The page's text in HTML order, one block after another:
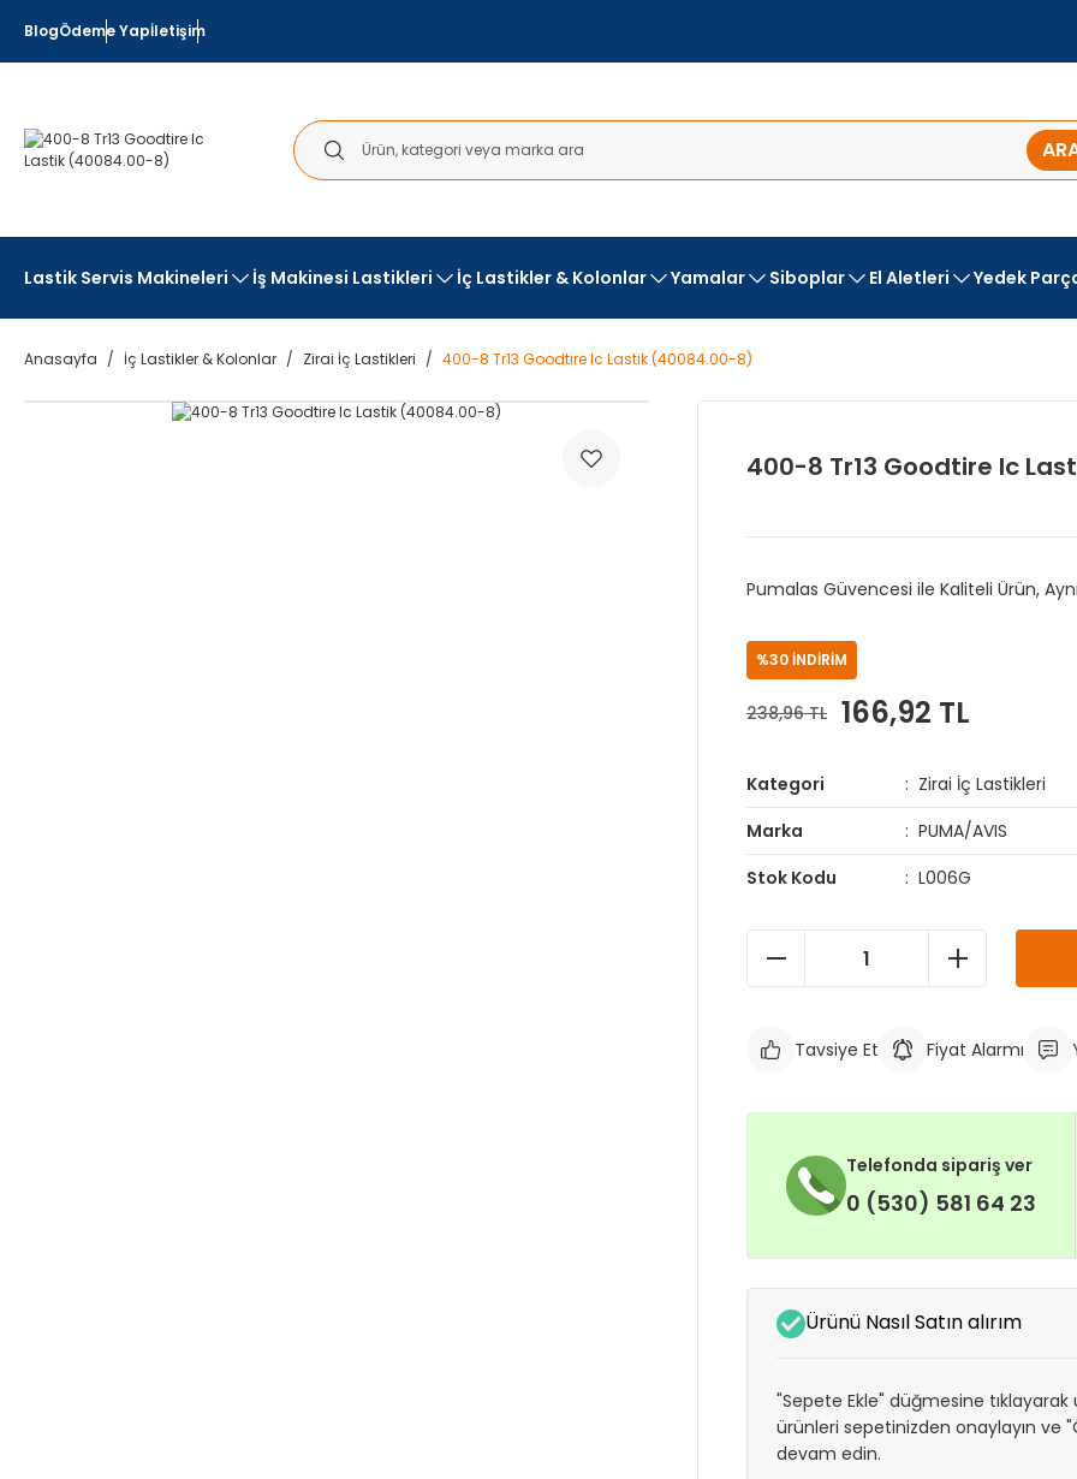
BlogÖdeme Yapİletişim
Lastik Servis Makineleri İş Makinesi Lastikleri İç Lastikler & Kolonlar Yamalar Siboplar El Aletleri Yedek
Anasayfa İç Lastikler & Kolonlar Zirai İç Lastikleri 400-8 Tr13 Goodtire Ic Lastik (40084.00-8)
400-8 Tr13 Goodtire Ic
Pumalas Güvencesi ile Kaliteli Ürün,
%30 İNDİRİM
238,96 TL 166,92 TL
Kategori
Zirai İç Lastikleri
Marka
PUMA/AVIS
Stok Kodu
L006G
Tavsiye Et Fiyat Alarmı
Telefonda sipariş ver
0 (530) 581 64 23
Ürünü Nasıl Satın alırım
"Sepete Ekle" düğmesine
ürünleri sepetinizden onaylayın ve
devam edin.